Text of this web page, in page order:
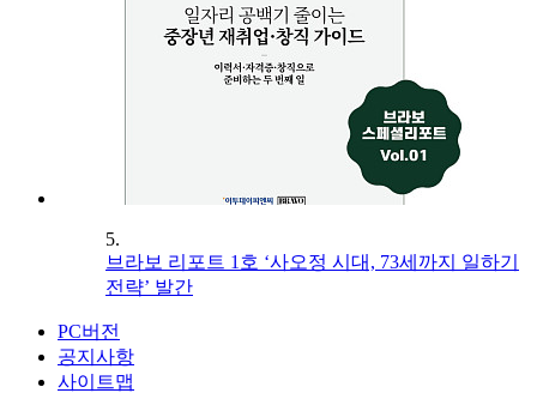
5.
브라보 리포트 1호 ‘사오정 시대, 73세까지 일하기
전략’ 발간
PC버전
공지사항
사이트맵